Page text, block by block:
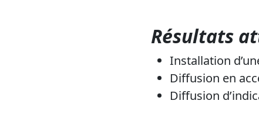
Résultats
Installation
Diffusion en
Diffusion